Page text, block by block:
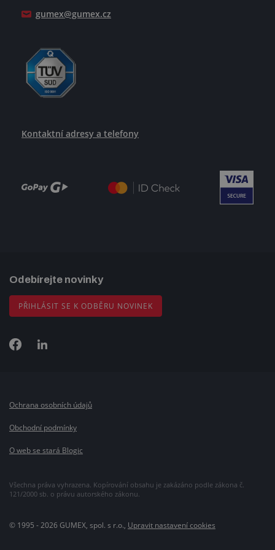
gumex@gumex.cz
Kontaktní adresy a telefony
Odebírejte novinky
PŘIHLÁSIT SE K ODBĚRU NOVINEK
Všechna práva vyhrazena. Kopírování obsahu je zakázáno podle zákona č.
121/2000 sb. o právu autorského zákonu.
Ochrana osobních údajů
Obchodní podmínky
O web se stará Blogic
© 1995 - 2026 GUMEX, spol. s r.o., Upravit nastavení cookies